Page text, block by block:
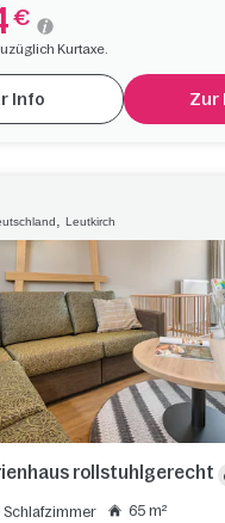
€
Kurtaxe.
Info Zur
, Leutkirch
rollstuhlgerecht
Schlafzimmer 65 m²